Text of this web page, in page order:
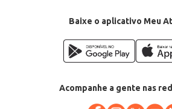
Baixe o aplicativo Meu
Acompanhe a gente nas